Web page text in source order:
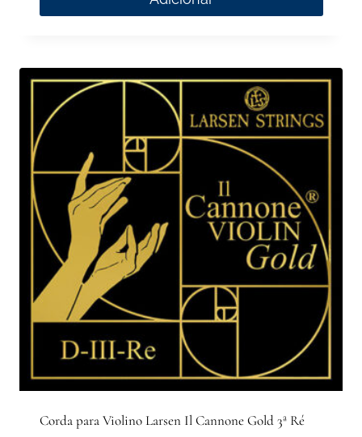
Corda para Violino Larsen Il Cannone Gold 3ª Ré